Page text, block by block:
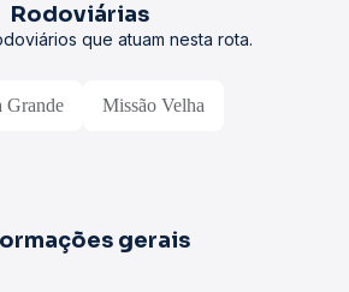
Rodoviárias
que atuam nesta rota.
Grande Missão Velha
gerais